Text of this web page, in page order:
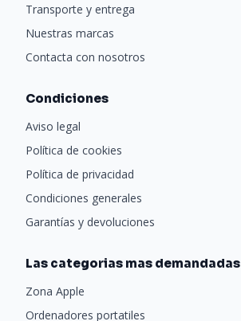
Transporte y entrega
Nuestras marcas
Contacta con nosotros
Condiciones
Aviso legal
Política de cookies
Política de privacidad
Condiciones generales
Garantías y devoluciones
Las categorias mas demandadas
Zona Apple
Ordenadores portatiles